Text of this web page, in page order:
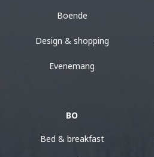
Boende
Design & shopping
Evenemang
BO
Bed & breakfast